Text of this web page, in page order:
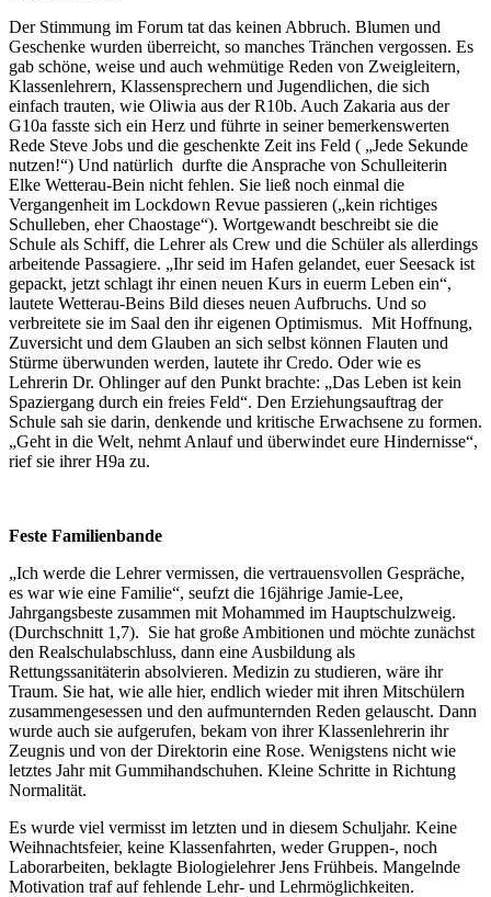
Der Stimmung im Forum tat das keinen Abbruch. Blumen und
Geschenke wurden überreicht, so manches Tränchen vergossen. Es
gab schöne, weise und auch wehmütige Reden von Zweigleitern,
Klassenlehrern, Klassensprechern und Jugendlichen, die sich
einfach trauten, wie Oliwia aus der R10b. Auch Zakaria aus der
G10a fasste sich ein Herz und führte in seiner bemerkenswerten
Rede Steve Jobs und die geschenkte Zeit ins Feld ( „Jede Sekunde
nutzen!“) Und natürlich durfte die Ansprache von Schulleiterin
Elke Wetterau-Bein nicht fehlen. Sie ließ noch einmal die
Vergangenheit im Lockdown Revue passieren („kein richtiges
Schulleben, eher Chaostage“). Wortgewandt beschreibt sie die
Schule als Schiff, die Lehrer als Crew und die Schüler als allerdings
arbeitende Passagiere. „Ihr seid im Hafen gelandet, euer Seesack ist
gepackt, jetzt schlagt ihr einen neuen Kurs in euerm Leben ein“,
lautete Wetterau-Beins Bild dieses neuen Aufbruchs. Und so
verbreitete sie im Saal den ihr eigenen Optimismus. Mit Hoffnung,
Zuversicht und dem Glauben an sich selbst können Flauten und
Stürme überwunden werden, lautete ihr Credo. Oder wie es
Lehrerin Dr. Ohlinger auf den Punkt brachte: „Das Leben ist kein
Spaziergang durch ein freies Feld“. Den Erziehungsauftrag der
Schule sah sie darin, denkende und kritische Erwachsene zu formen.
„Geht in die Welt, nehmt Anlauf und überwindet eure Hindernisse“,
rief sie ihrer H9a zu.
Feste Familienbande
„Ich werde die Lehrer vermissen, die vertrauensvollen Gespräche,
es war wie eine Familie“, seufzt die 16jährige Jamie-Lee,
Jahrgangsbeste zusammen mit Mohammed im Hauptschulzweig.
(Durchschnitt 1,7). Sie hat große Ambitionen und möchte zunächst
den Realschulabschluss, dann eine Ausbildung als
Rettungssanitäterin absolvieren. Medizin zu studieren, wäre ihr
Traum. Sie hat, wie alle hier, endlich wieder mit ihren Mitschülern
zusammengesessen und den aufmunternden Reden gelauscht. Dann
wurde auch sie aufgerufen, bekam von ihrer Klassenlehrerin ihr
Zeugnis und von der Direktorin eine Rose. Wenigstens nicht wie
letztes Jahr mit Gummihandschuhen. Kleine Schritte in Richtung
Normalität.
Es wurde viel vermisst im letzten und in diesem Schuljahr. Keine
Weihnachtsfeier, keine Klassenfahrten, weder Gruppen-, noch
Laborarbeiten, beklagte Biologielehrer Jens Frühbeis. Mangelnde
Motivation traf auf fehlende Lehr- und Lehrmöglichkeiten.